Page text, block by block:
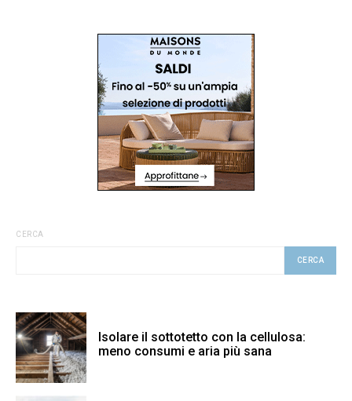
CERCA
CERCA
Isolare il sottotetto con la cellulosa:
meno consumi e aria più sana